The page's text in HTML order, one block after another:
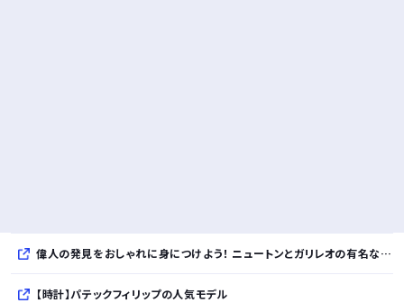
偉人の発見をおしゃれに身につけよう！ ニュートンとガリレオの有名な発見をモチーフにした、クールタッチTシャツ＆トートバッグが発売されました【QurioStore】
【時計】パテックフィリップの人気モデル